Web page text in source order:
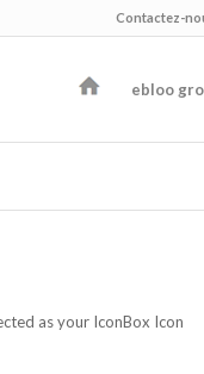
Contactez-
ebloo
as your IconBox Icon